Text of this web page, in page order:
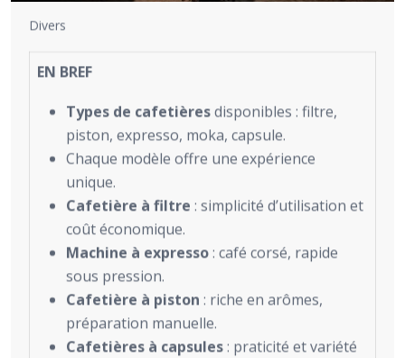
Divers
EN BREF
Types de cafetièresdisponibles : filtre,
piston, expresso, moka, capsule.
Chaque modèle offre une expérience
unique.
Cafetière à filtre : simplicité d’utilisation et
coût économique.
Machine à expresso: café corsé, rapide
sous pression.
Cafetière à piston : riche en arômes,
préparation manuelle.
Cafetières à capsules: praticité et variété